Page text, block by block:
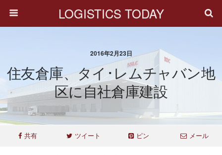
LOGISTICS TODAY
2016年2月23日
住友倉庫、タイ･レムチャバン地
区に自社倉庫建設
共有 ツイート ピン メール